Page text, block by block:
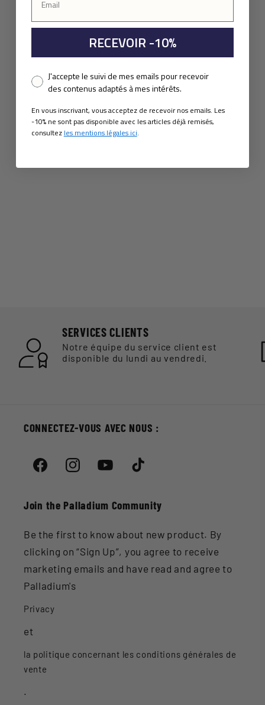
SERVICES CLIENTS
Notre équipe du service client est
disponible du lundi au vendredi.
CONNECTEZ-VOUS AVEC NOUS :
FacebookInstagramYouTube TikTok
Join the Palladium Community
Be the first to know about new product. By
clicking on “Sign Up”, you agree to receive
marketing emails and have read and agree to
Palladium's
Privacy
et
la politique concernant les conditions générales de
vente
.
RECEVOIR -10%
Pixel consent
J'accepte le suivi de mes emails pour recevoir
des contenus adaptés à mes intérêts.
En vous inscrivant, vous acceptez de recevoir nos emails. Les
-10% ne sont pas disponible avec les articles déjà remisés,
consultez les mentions légales ici.